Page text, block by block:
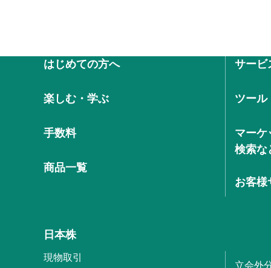
はじめての方へ
楽しむ・学ぶ
手数料
商品一覧
サービ
ツール
マーケ
検索な
お客様
日本株
現物取引
立会外